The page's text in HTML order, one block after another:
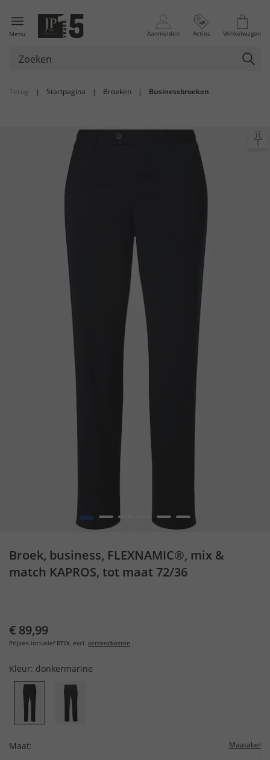
Menu Aanmelden Acties Winkelwagen
Terug | Startpagina | Broeken | Businessbroeken
1 2 5 6
Broek, business, FLEXNAMIC®, mix &
match KAPROS, tot maat 72/36
€ 89,99
Prijzen inclusief BTW, excl. verzendkosten
Kleur: donkermarine
Maat: Maatabel